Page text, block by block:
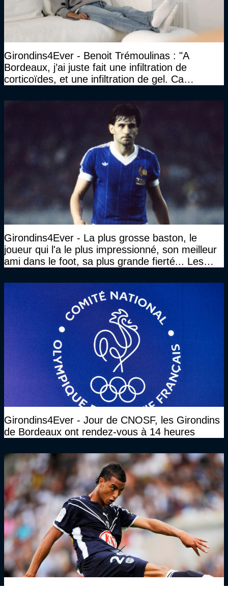
Girondins4Ever - Benoit Trémoulinas : "A
Bordeaux, j’ai juste fait une infiltration de
corticoïdes, et une infiltration de gel. Ca
Girondins4Ever - La plus grosse baston, le
joueur qui l'a le plus impressionné, son meilleur
ami dans le foot, sa plus grande fierté... Les
Girondins4Ever - Jour de CNOSF, les Girondins
de Bordeaux ont rendez-vous à 14 heures